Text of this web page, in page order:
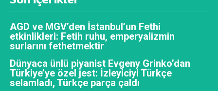
AGD ve MGV’den İstanbul’un Fethi
etkinlikleri: Fetih ruhu, emperyalizmin
surlarını fethetmektir
Dünyaca ünlü piyanist Evgeny Grinko’dan
Türkiye’ye özel jest: İzleyiciyi Türkçe
selamladı, Türkçe parça çaldı